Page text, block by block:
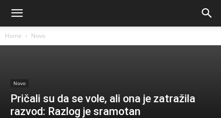
Home Novo
Novo
Pričali su da se vole, ali ona je zatražila
razvod: Razlog je sramotan